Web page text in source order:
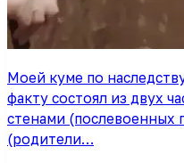
Моей куме по
факту состоял из двух
стенами (послевоенных
(родители…